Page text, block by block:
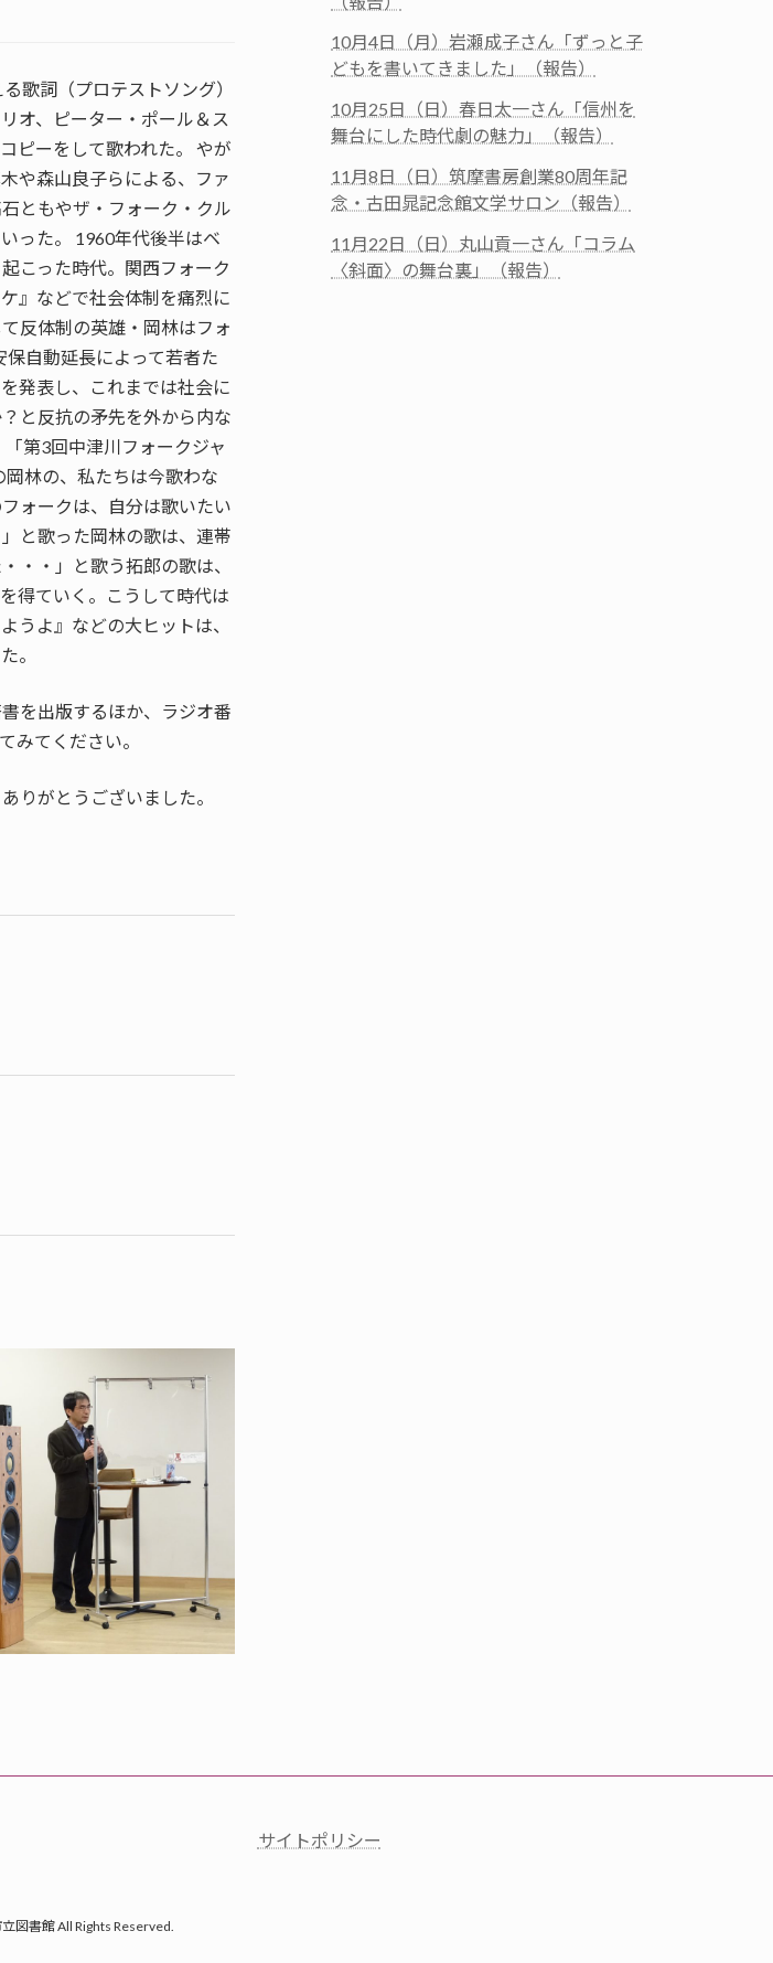
歌詞（プロテストソング）
オ、ピーター・ポール＆ス
ピーをして歌われた。 やが
や森山良子らによる、ファ
ともやザ・フォーク・クル
った。 1960年代後半はベ
こった時代。関西フォーク
』などで社会体制を痛烈に
反体制の英雄・岡林はフォ
自動延長によって若者た
発表し、これまでは社会に
と反抗の矛先を外から内な
第3回中津川フォークジャ
林の、私たちは今歌わな
ォークは、自分は歌いたい
と歌った岡林の歌は、連帯
・・」と歌う拓郎の歌は、
得ていく。こうして時代は
うよ』などの大ヒットは、
。
を出版するほか、ラジオ番
みてください。
りがとうございました。
10月4日（月）岩瀬成子さん「ずっと子
どもを書いてきました」（報告）
10月25日（日）春日太一さん「信州を
舞台にした時代劇の魅力」（報告）
11月8日（日）筑摩書房創業80周年記
念・古田晁記念館文学サロン（報告）
11月22日（日）丸山貢一さん「コラム
〈斜面〉の舞台裏」（報告）
サイトポリシー
図書館 All Rights Reserved.